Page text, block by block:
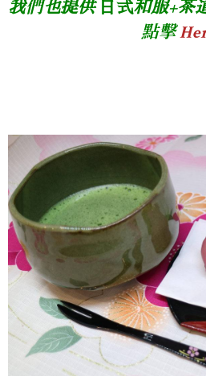
我們也提供日式和服+茶
點擊